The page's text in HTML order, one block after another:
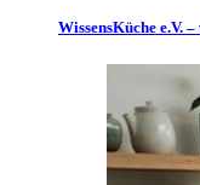
WissensKüche e.V.